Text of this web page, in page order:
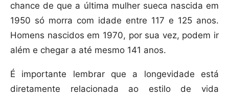
chance de que a última mulher sueca nascida em
1950 só morra com idade entre 117 e 125 anos.
Homens nascidos em 1970, por sua vez, podem ir
além e chegar a até mesmo 141 anos.
É importante lembrar que a longevidade está
diretamente relacionada ao estilo de vida